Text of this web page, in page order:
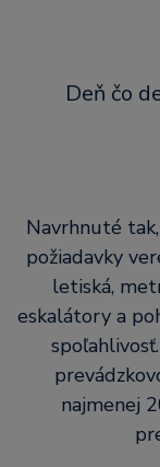
Deň čo
Navrhnuté
požiadavky
letiská,
eskalátory a
najmenej